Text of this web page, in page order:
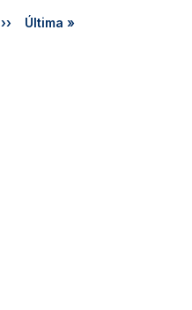
Próxima página
›› Última página
Última »